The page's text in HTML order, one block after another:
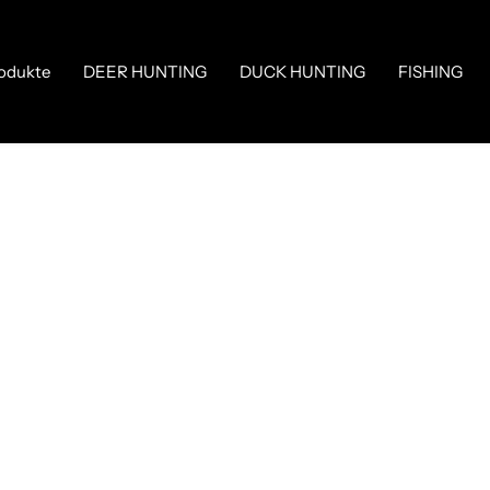
DEER HUNTING DUCK HUNTING FISHING